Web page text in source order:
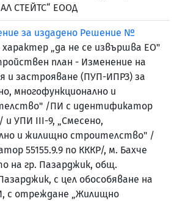
СТЕЙТС“ ЕООД
за издадено Решение №
характер „да не се извършва ЕО"
план - Изменение на
и застрояване (ПУП-ИПРЗ) за
многофункционално и
/ПИ с идентификатор
и УПИ III-9, „Смесено,
и жилищно строителство" /
55155.9.9 по КККР/, м. Бахче
на гр. Пазарджик, общ.
с цел обособяване на
с отреждане „Жилищно